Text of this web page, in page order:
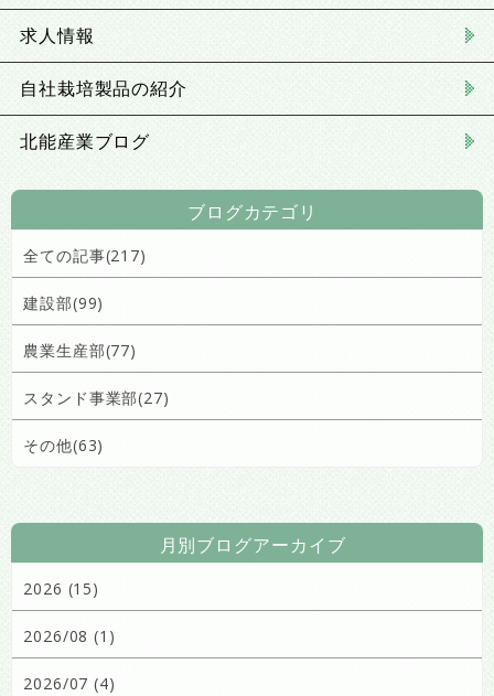
求人情報
自社栽培製品の紹介
北能産業ブログ
ブログカテゴリ
全ての記事(217)
建設部(99)
農業生産部(77)
スタンド事業部(27)
その他(63)
月別ブログアーカイブ
2026 (15)
2026/08 (1)
2026/07 (4)